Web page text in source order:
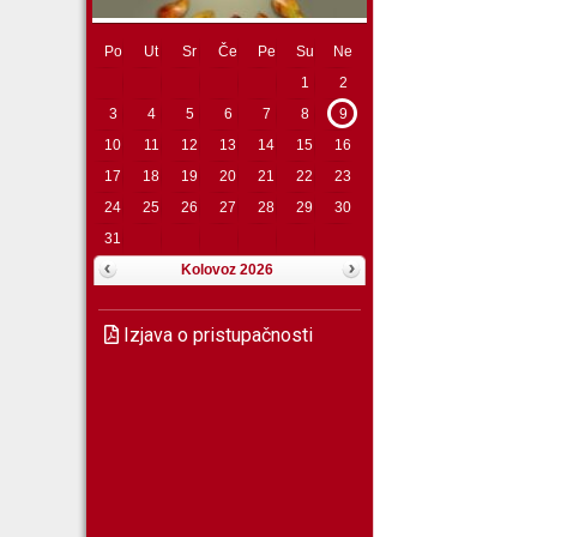
Po Ut Sr Če Pe Su
Ne
1
2
3
4 5 6 7 8
9
10
11 12 13 14 15
16
17
18 19 20 21 22
23
24
25 26 27 28 29
30
31
Kolovoz 2026
Izjava o pristupačnosti